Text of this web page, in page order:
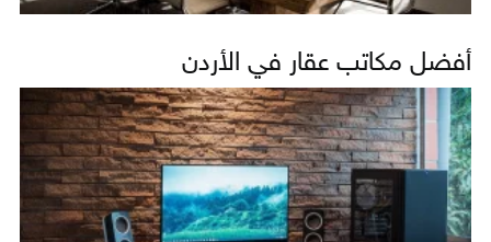
أفضل مكاتب عقار في الأردن